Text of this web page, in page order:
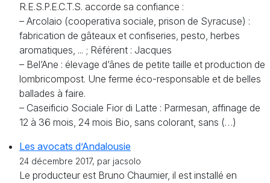
R.E.S.P.E.C.T.S. accorde sa confiance :
– Arcolaio (cooperativa sociale, prison de Syracuse) :
fabrication de gâteaux et confiseries, pesto, herbes
aromatiques, ... ; Référent : Jacques
– Bel’Ane : élevage d’ânes de petite taille et production de
lombricompost. Une ferme éco-responsable et de belles
ballades à faire.
– Caseificio Sociale Fior di Latte : Parmesan, affinage de
12 à 36 mois, 24 mois Bio, sans colorant, sans (…)
Les avocats d’Andalousie
24 décembre 2017, par jacsolo
Le producteur est Bruno Chaumier, il est installé en